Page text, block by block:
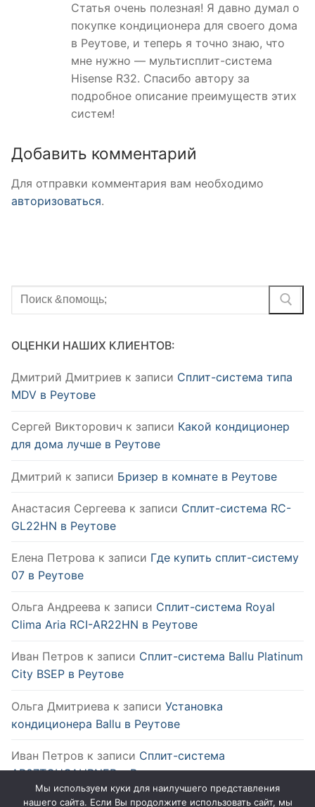
Статья очень полезная! Я давно думал о
покупке кондиционера для своего дома
в Реутове, и теперь я точно знаю, что
мне нужно — мультисплит-система
Hisense R32. Спасибо автору за
подробное описание преимуществ этих
систем!
Добавить комментарий
Для отправки комментария вам необходимо
авторизоваться.
Найти:
ОЦЕНКИ НАШИХ КЛИЕНТОВ:
Дмитрий Дмитриев к записи Сплит-система типа
MDV в Реутове
Сергей Викторович к записи Какой кондиционер
для дома лучше в Реутове
Дмитрий к записи Бризер в комнате в Реутове
Анастасия Сергеева к записи Сплит-система RC-
GL22HN в Реутове
Елена Петрова к записи Где купить сплит-систему
07 в Реутове
Ольга Андреева к записи Сплит-система Royal
Clima Aria RCI-AR22HN в Реутове
Иван Петров к записи Сплит-система Ballu Platinum
City BSEP в Реутове
Ольга Дмитриева к записи Установка
кондиционера Ballu в Реутове
Иван Петров к записи Сплит-система
AR07TQHQAURNER в Реутове
Мы используем куки для наилучшего представления
нашего сайта. Если Вы продолжите использовать сайт, мы